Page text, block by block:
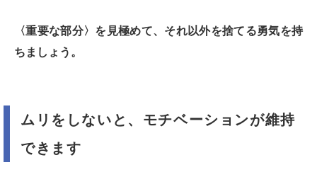
〈重要な部分〉を見極めて、それ以外を捨てる勇気を持
ちましょう。
ムリをしないと、モチベーションが維持
できます